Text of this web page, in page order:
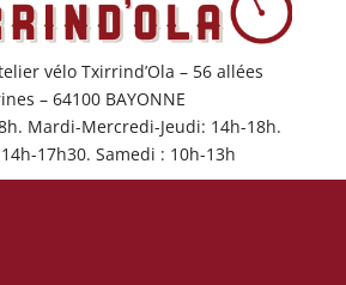
vélo Txirrind’Ola – 56 allées
– 64100 BAYONNE
Mardi-Mercredi-Jeudi: 14h-18h.
17h30. Samedi : 10h-13h